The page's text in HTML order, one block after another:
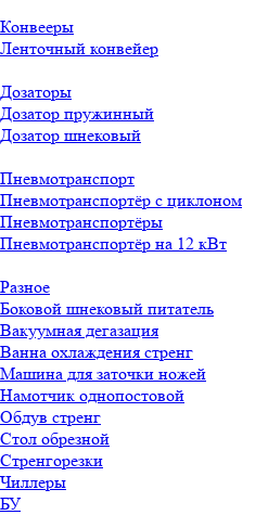
Конвееры
Ленточный конвейер
Дозаторы
Дозатор пружинный
Дозатор шнековый
Пневмотранспорт
Пневмотранспортёр с циклоном
Пневмотранспортёры
Пневмотранспортёр на 12 кВт
Разное
Боковой шнековый питатель
Вакуумная дегазация
Ванна охлаждения стренг
Машина для заточки ножей
Намотчик однопостовой
Обдув стренг
Стол обрезной
Стренгорезки
Чиллеры
БУ